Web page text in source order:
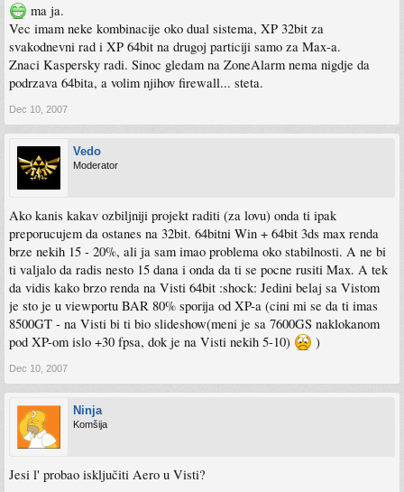
ma ja.
Vec imam neke kombinacije oko dual sistema, XP 32bit za
svakodnevni rad i XP 64bit na drugoj particiji samo za Max-a.
Znaci Kaspersky radi. Sinoc gledam na ZoneAlarm nema nigdje da
podrzava 64bita, a volim njihov firewall... steta.
Dec 10, 2007
Vedo
Moderator
Ako kanis kakav ozbiljniji projekt raditi (za lovu) onda ti ipak
preporucujem da ostanes na 32bit. 64bitni Win + 64bit 3ds max renda
brze nekih 15 - 20%, ali ja sam imao problema oko stabilnosti. A ne bi
ti valjalo da radis nesto 15 dana i onda da ti se pocne rusiti Max. A tek
da vidis kako brzo renda na Visti 64bit :shock: Jedini belaj sa Vistom
je sto je u viewportu BAR 80% sporija od XP-a (cini mi se da ti imas
8500GT - na Visti bi ti bio slideshow(meni je sa 7600GS naklokanom
pod XP-om islo +30 fpsa, dok je na Visti nekih 5-10)
)
Dec 10, 2007
Ninja
Komšija
Jesi l' probao isključiti Aero u Visti?